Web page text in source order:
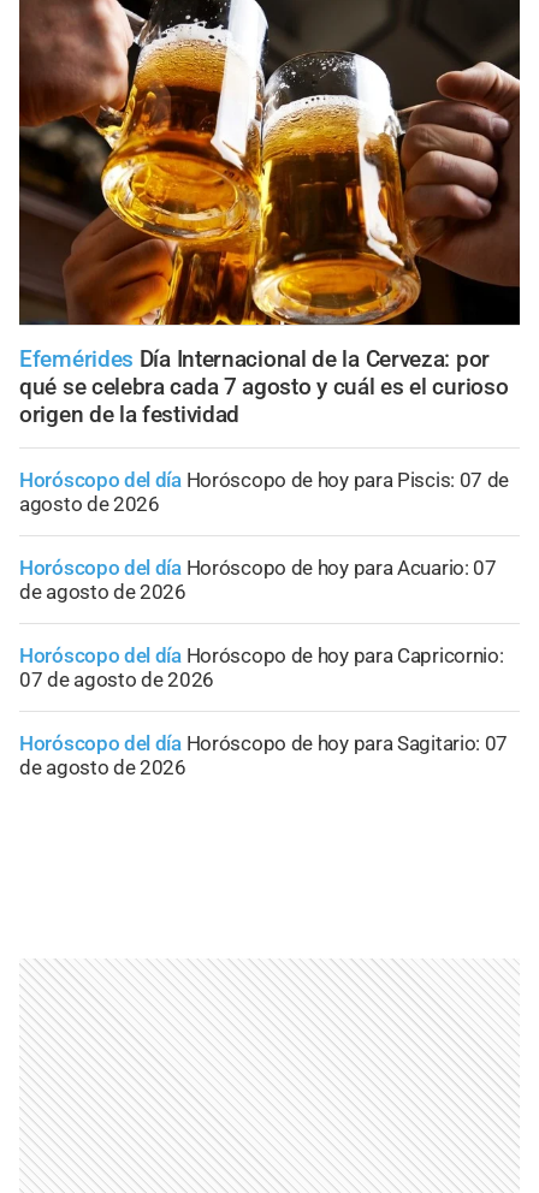
Efemérides Día Internacional de la Cerveza: por
qué se celebra cada 7 agosto y cuál es el curioso
origen de la festividad
Horóscopo del día Horóscopo de hoy para Piscis: 07 de
agosto de 2026
Horóscopo del día Horóscopo de hoy para Acuario: 07
de agosto de 2026
Horóscopo del día Horóscopo de hoy para Capricornio:
07 de agosto de 2026
Horóscopo del día Horóscopo de hoy para Sagitario: 07
de agosto de 2026